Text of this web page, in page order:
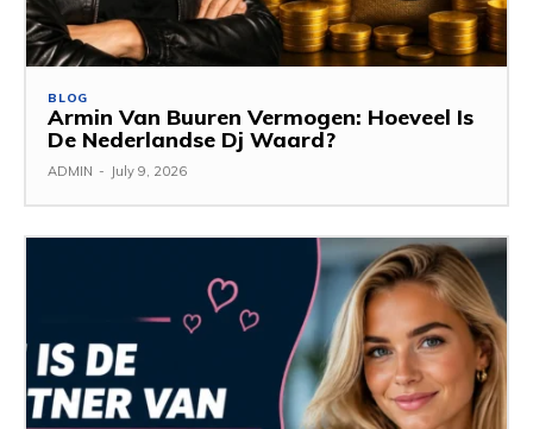
BLOG
Armin Van Buuren Vermogen: Hoeveel Is
De Nederlandse Dj Waard?
ADMIN - July 9, 2026